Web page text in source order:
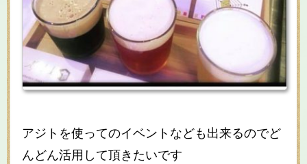
アジトを使ってのイベントなども出来るのでど
んどん活用して頂きたいです